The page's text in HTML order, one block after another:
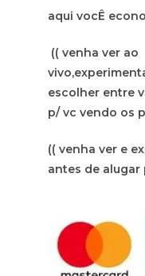
aqui vocÊ
(( venha ver ao
escolher entre
p/ vc vendo os
(( venha ver e
antes de alugar